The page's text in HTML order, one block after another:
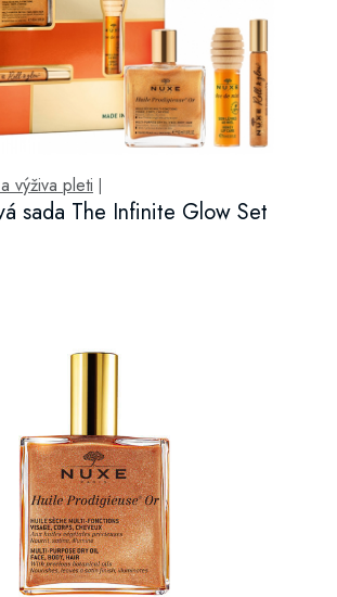
výživa pleti
sada The Infinite Glow Set